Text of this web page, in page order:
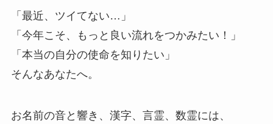
「最近、ツイてない…」
「今年こそ、もっと良い流れをつかみたい！」
「本当の自分の使命を知りたい」
そんなあなたへ。
お名前の音と響き、漢字、言霊、数霊には、